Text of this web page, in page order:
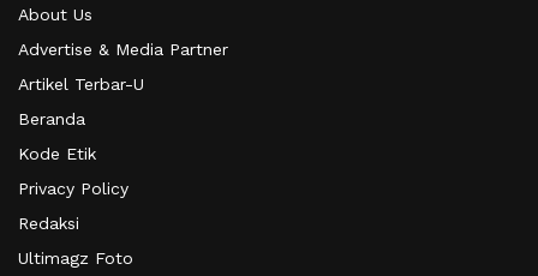
About Us
Advertise & Media Partner
Artikel Terbar-U
Beranda
Kode Etik
Privacy Policy
Redaksi
Ultimagz Foto